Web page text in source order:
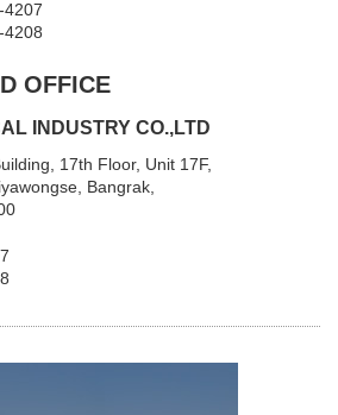
4207
4208
OFFICE
INDUSTRY CO.,LTD
17th Floor, Unit 17F,
Bangrak,